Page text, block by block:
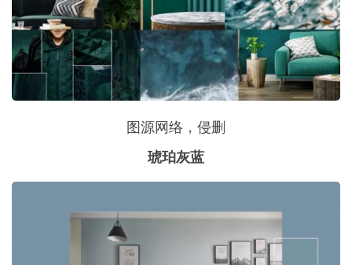
图源网络，侵删
琥珀灰蓝